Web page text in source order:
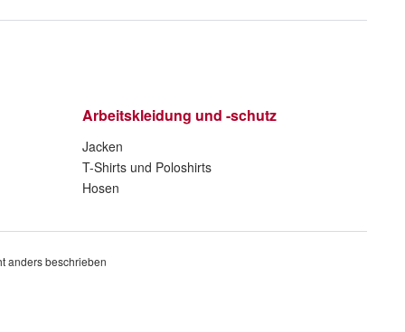
Arbeitskleidung und -schutz
Jacken
T-Shirts und Poloshirts
Hosen
anders beschrieben